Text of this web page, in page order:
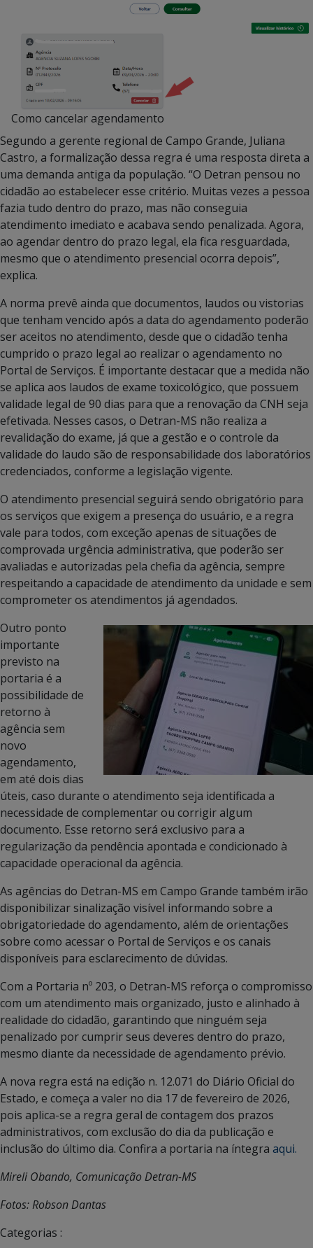
Como cancelar agendamento
Segundo a gerente regional de Campo Grande, Juliana
Castro, a formalização dessa regra é uma resposta direta a
uma demanda antiga da população. “O Detran pensou no
cidadão ao estabelecer esse critério. Muitas vezes a pessoa
fazia tudo dentro do prazo, mas não conseguia
atendimento imediato e acabava sendo penalizada. Agora,
ao agendar dentro do prazo legal, ela fica resguardada,
mesmo que o atendimento presencial ocorra depois”,
explica.
A norma prevê ainda que documentos, laudos ou vistorias
que tenham vencido após a data do agendamento poderão
ser aceitos no atendimento, desde que o cidadão tenha
cumprido o prazo legal ao realizar o agendamento no
Portal de Serviços. É importante destacar que a medida não
se aplica aos laudos de exame toxicológico, que possuem
validade legal de 90 dias para que a renovação da CNH seja
efetivada. Nesses casos, o Detran-MS não realiza a
revalidação do exame, já que a gestão e o controle da
validade do laudo são de responsabilidade dos laboratórios
credenciados, conforme a legislação vigente.
O atendimento presencial seguirá sendo obrigatório para
os serviços que exigem a presença do usuário, e a regra
vale para todos, com exceção apenas de situações de
comprovada urgência administrativa, que poderão ser
avaliadas e autorizadas pela chefia da agência, sempre
respeitando a capacidade de atendimento da unidade e sem
comprometer os atendimentos já agendados.
Outro ponto
importante
previsto na
portaria é a
possibilidade de
retorno à
agência sem
novo
agendamento,
em até dois dias
úteis, caso durante o atendimento seja identificada a
necessidade de complementar ou corrigir algum
documento. Esse retorno será exclusivo para a
regularização da pendência apontada e condicionado à
capacidade operacional da agência.
As agências do Detran-MS em Campo Grande também irão
disponibilizar sinalização visível informando sobre a
obrigatoriedade do agendamento, além de orientações
sobre como acessar o Portal de Serviços e os canais
disponíveis para esclarecimento de dúvidas.
Com a Portaria nº 203, o Detran-MS reforça o compromisso
com um atendimento mais organizado, justo e alinhado à
realidade do cidadão, garantindo que ninguém seja
penalizado por cumprir seus deveres dentro do prazo,
mesmo diante da necessidade de agendamento prévio.
A nova regra está na edição n. 12.071 do Diário Oficial do
Estado, e começa a valer no dia 17 de fevereiro de 2026,
pois aplica-se a regra geral de contagem dos prazos
administrativos, com exclusão do dia da publicação e
inclusão do último dia. Confira a portaria na íntegra aqui.
Mireli Obando, Comunicação Detran-MS
Fotos: Robson Dantas
Categorias :